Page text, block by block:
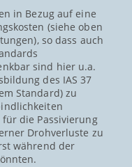
in Bezug auf eine
(siehe oben
so dass auch
sind hier u.a.
des IAS 37
Standard) zu
die Passivierung
Drohverluste zu
während der